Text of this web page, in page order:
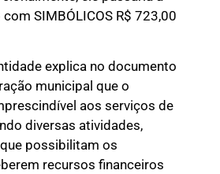
SIMBÓLICOS R$ 723,00
explica no documento
municipal que o
aos serviços de
diversas atividades,
possibilitam os
recursos financeiros